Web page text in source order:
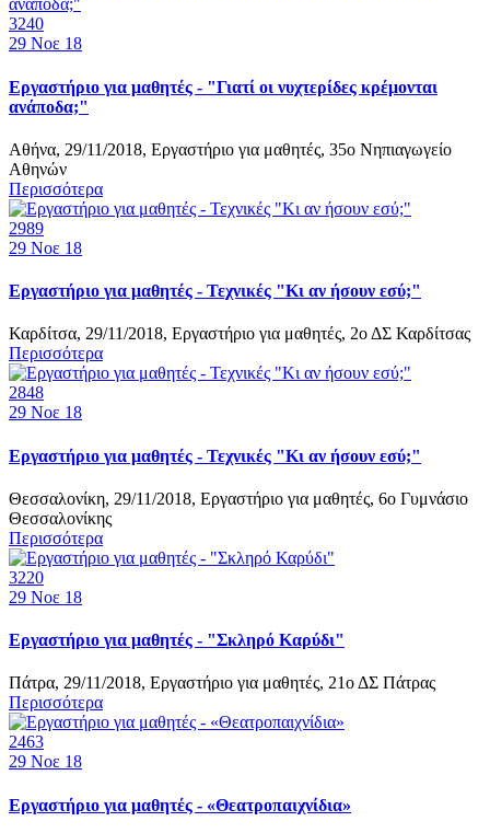
3240
29 Νοε 18
Εργαστήριο για μαθητές - "Γιατί οι νυχτερίδες κρέμονται
ανάποδα;"
Αθήνα, 29/11/2018, Εργαστήριο για μαθητές, 35o Νηπιαγωγείο
Αθηνών
Περισσότερα
2989
29 Νοε 18
Εργαστήριο για μαθητές - Τεχνικές "Κι αν ήσουν εσύ;"
Καρδίτσα, 29/11/2018, Εργαστήριο για μαθητές, 2ο ΔΣ Καρδίτσας
Περισσότερα
2848
29 Νοε 18
Εργαστήριο για μαθητές - Τεχνικές "Κι αν ήσουν εσύ;"
Θεσσαλονίκη, 29/11/2018, Εργαστήριο για μαθητές, 6ο Γυμνάσιο
Θεσσαλονίκης
Περισσότερα
3220
29 Νοε 18
Εργαστήριο για μαθητές - "Σκληρό Καρύδι"
Πάτρα, 29/11/2018, Εργαστήριο για μαθητές, 21ο ΔΣ Πάτρας
Περισσότερα
2463
29 Νοε 18
Εργαστήριο για μαθητές - «Θεατροπαιχνίδια»